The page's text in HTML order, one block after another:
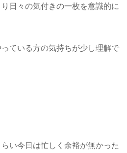
日々の気付きの一枚を意識的に
ている方の気持ちが少し理解で
い今日は忙しく余裕が無かった